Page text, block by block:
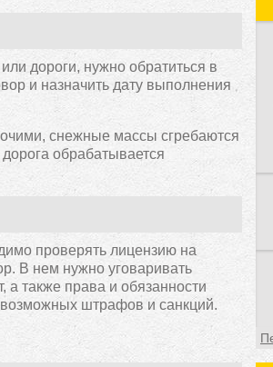
дороги, нужно обратиться в
и назначить дату выполнения
снежные массы сгребаются
обрабатывается
проверять лицензию на
В нем нужно уговаривать
а также права и обязанности
возможных штрафов и санкций.